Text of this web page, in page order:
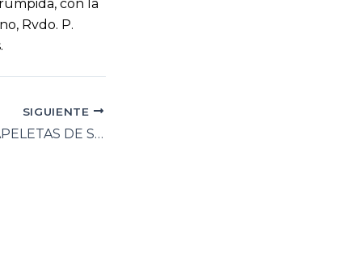
con la
Rvdo. P.
SIGUIENTE
REPARTO DE PAPELETAS DE SITIO CUARESMA 2013